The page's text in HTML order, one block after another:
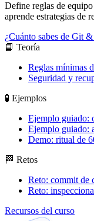
Define reglas de
aprende estrategias de
¿Cuánto sabes de Git
📘 Teoría
Reglas mínimas
Seguridad y
🧪 Ejemplos
Ejemplo guiado:
Ejemplo guiado:
Demo: ritual de
🏁 Retos
Reto: commit de
Reto:
Recursos del curso